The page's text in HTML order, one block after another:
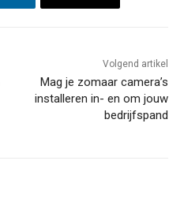
Volgend artikel
Mag je zomaar camera’s
installeren in- en om jouw
bedrijfspand